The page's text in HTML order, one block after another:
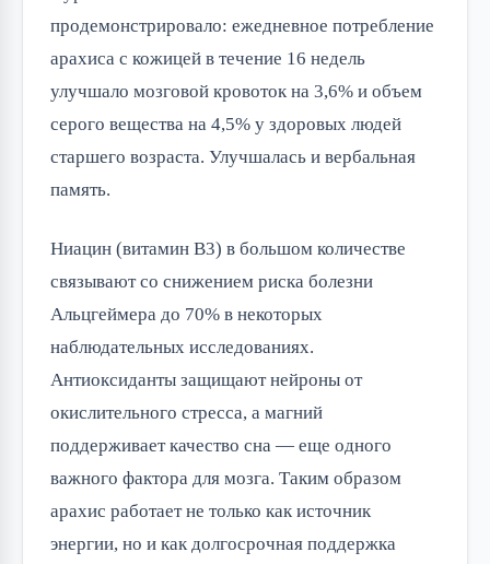
продемонстрировало: ежедневное потребление
арахиса с кожицей в течение 16 недель
улучшало мозговой кровоток на 3,6% и объем
серого вещества на 4,5% у здоровых людей
старшего возраста. Улучшалась и вербальная
память.
Ниацин (витамин B3) в большом количестве
связывают со снижением риска болезни
Альцгеймера до 70% в некоторых
наблюдательных исследованиях.
Антиоксиданты защищают нейроны от
окислительного стресса, а магний
поддерживает качество сна — еще одного
важного фактора для мозга. Таким образом
арахис работает не только как источник
энергии, но и как долгосрочная поддержка